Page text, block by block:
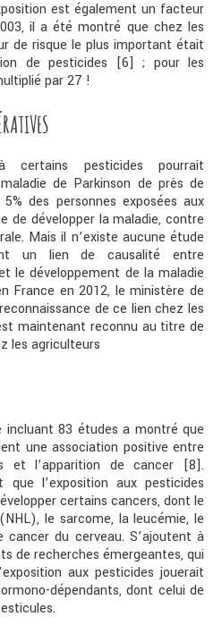
est également un facteur
il a été montré que chez les
de risque le plus important était
de pesticides [6] ; pour les
par 27 !
certains pesticides pourrait
de Parkinson de près de
des personnes exposées aux
de développer la maladie, contre
Mais il n’existe aucune étude
un lien de causalité entre
le développement de la maladie
France en 2012, le ministère de
de ce lien chez les
maintenant reconnu au titre de
les agriculteurs
incluant 83 études a montré que
une association positive entre
et l’apparition de cancer [8].
que l’exposition aux pesticides
certains cancers, dont le
le sarcome, la leucémie, le
du cerveau. S’ajoutent à
de recherches émergeantes, qui
aux pesticides jouerait
dépendants, dont celui de